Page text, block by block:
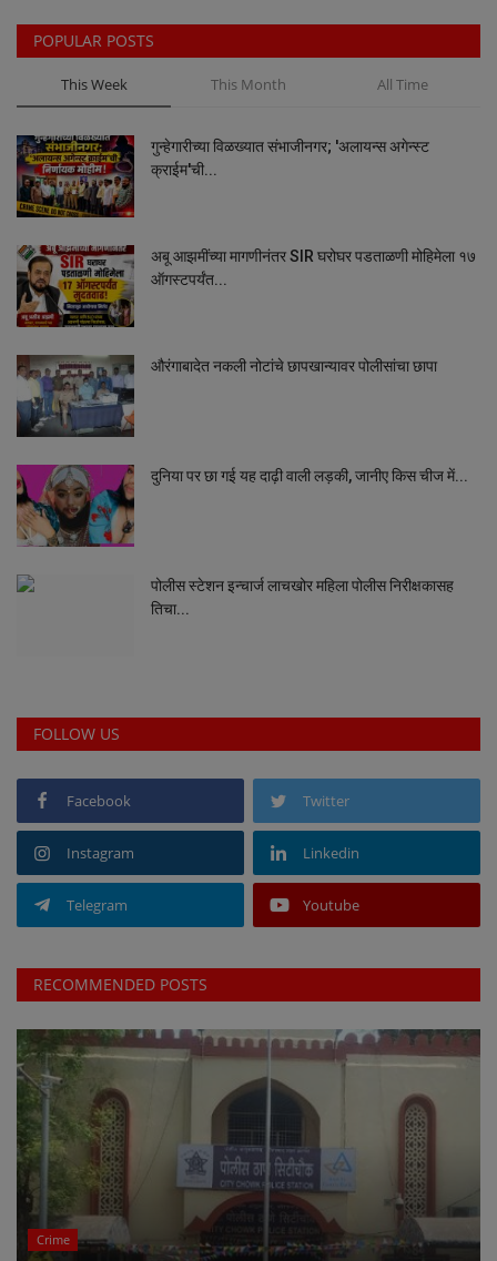
POPULAR POSTS
This Week This Month All Time
गुन्हेगारीच्या विळख्यात संभाजीनगर; 'अलायन्स अगेन्स्ट
क्राईम'ची...
अबू आझमींच्या मागणीनंतर SIR घरोघर पडताळणी मोहिमेला १७
ऑगस्टपर्यंत...
औरंगाबादेत नकली नोटांचे छापखान्यावर पोलीसांचा छापा
दुनिया पर छा गई यह दाढ़ी वाली लड़की, जानीए किस चीज में...
पोलीस स्टेशन इन्चार्ज लाचखोर महिला पोलीस निरीक्षकासह
तिचा...
FOLLOW US
Facebook Twitter
Instagram Linkedin
Telegram Youtube
RECOMMENDED POSTS
Crime